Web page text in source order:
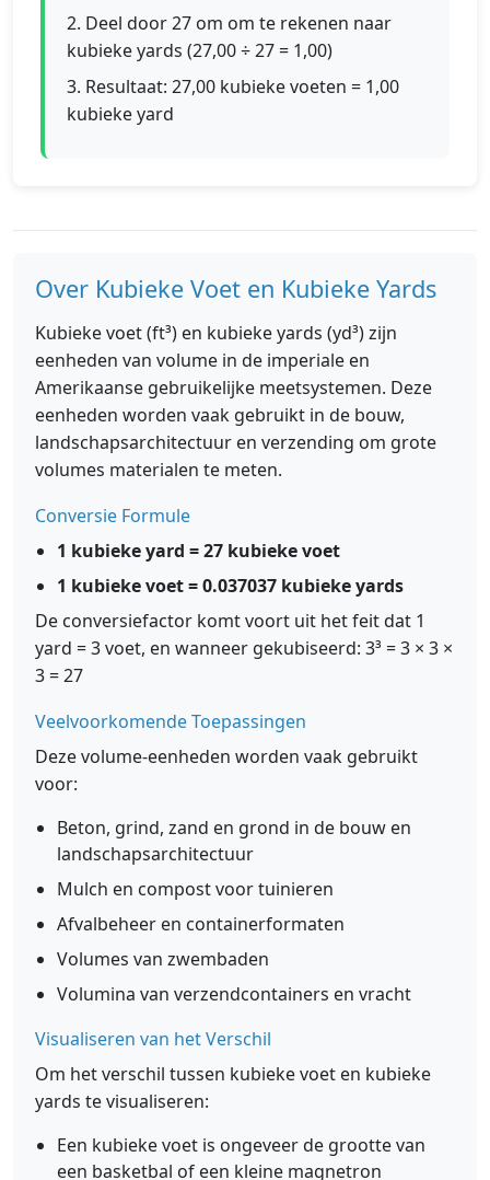
2. Deel door 27 om om te rekenen naar
kubieke yards (27,00 ÷ 27 = 1,00)
3. Resultaat: 27,00 kubieke voeten = 1,00
kubieke yard
Over Kubieke Voet en Kubieke Yards
Kubieke voet (ft³) en kubieke yards (yd³) zijn
eenheden van volume in de imperiale en
Amerikaanse gebruikelijke meetsystemen. Deze
eenheden worden vaak gebruikt in de bouw,
landschapsarchitectuur en verzending om grote
volumes materialen te meten.
Conversie Formule
1 kubieke yard = 27 kubieke voet
1 kubieke voet = 0.037037 kubieke yards
De conversiefactor komt voort uit het feit dat 1
yard = 3 voet, en wanneer gekubiseerd: 3³ = 3 × 3 ×
3 = 27
Veelvoorkomende Toepassingen
Deze volume-eenheden worden vaak gebruikt
voor:
Beton, grind, zand en grond in de bouw en
landschapsarchitectuur
Mulch en compost voor tuinieren
Afvalbeheer en containerformaten
Volumes van zwembaden
Volumina van verzendcontainers en vracht
Visualiseren van het Verschil
Om het verschil tussen kubieke voet en kubieke
yards te visualiseren:
Een kubieke voet is ongeveer de grootte van
een basketbal of een kleine magnetron